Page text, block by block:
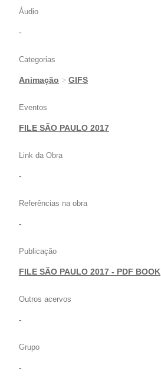
Áudio
-
Categorias
Animação > GIFS
Eventos
FILE SÃO PAULO 2017
Link da Obra
-
Referências na obra
-
Publicação
FILE SÃO PAULO 2017 - PDF BOOK
Outros acervos
-
Grupo
-